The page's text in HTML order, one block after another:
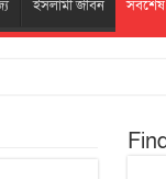
ইসলামী জীবন সর্বশেষ